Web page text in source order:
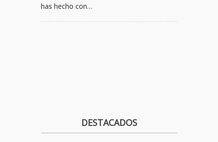
has hecho con…
DESTACADOS